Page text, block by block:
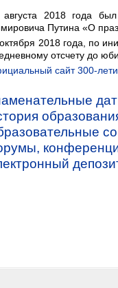
2018 года
Путина «О
2018 года, по
отсчету до
сайт 300-